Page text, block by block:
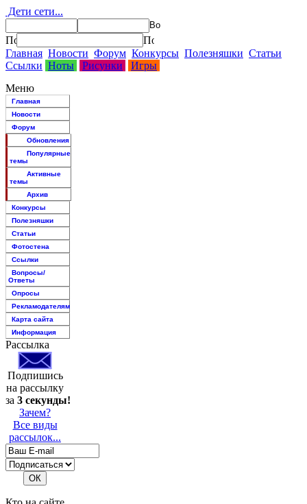
Дети сети...
Главная Новости Форум Конкурсы Полезняшки Статьи
Ссылки Ноты Рисунки
Игры
Меню
Главная
Новости
Форум
Обновления
Популярные
темы
Активные
темы
Архив
Конкурсы
Полезняшки
Статьи
Фотостена
Ссылки
Вопросы/
Ответы
Опросы
Рекламодателям
Карта сайта
Информация
Рассылка
Подпишись
на рассылку
за 3 секунды!
Зачем?
Все виды
рассылок...